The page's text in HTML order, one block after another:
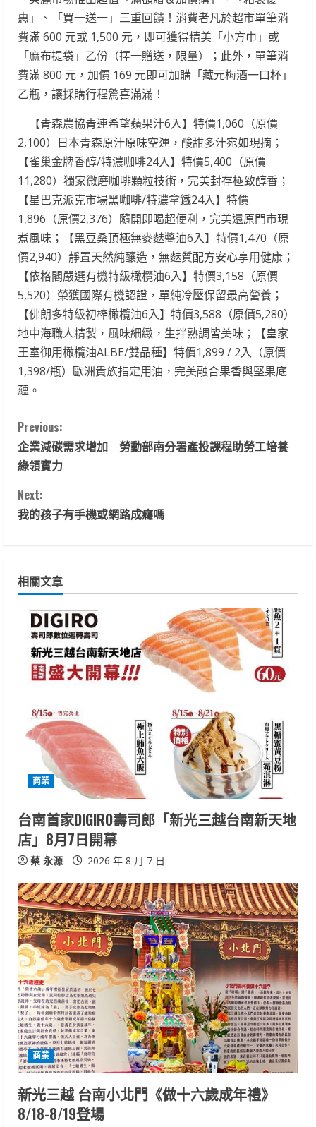
惠」、「買一送一」三重回饋！消費者凡於超市單筆消
費滿 600 元或 1,500 元，即可獲得精美「小方巾」或
「麻布提袋」乙份（擇一贈送，限量）；此外，單筆消
費滿 800 元，加價 169 元即可加購「藏元梅酒一口杯」
乙瓶，讓採購行程驚喜滿滿！
【青森農協青連希望蘋果汁6入】特價1,060（原價
2,100）日本青森原汁原味空運，酸甜多汁宛如現摘；
【雀巢金牌香醇/特濃咖啡24入】特價5,400（原價
11,280）獨家微磨咖啡顆粒技術，完美封存極致醇香；
【星巴克派克市場黑咖啡/特濃拿鐵24入】特價
1,896（原價2,376）隨開即喝超便利，完美還原門市現
煮風味；【黑豆桑頂極無麥麩醬油6入】特價1,470（原
價2,940）靜置天然純釀造，無麩質配方安心享用健康；
【依格閣嚴選有機特級橄欖油6入】特價3,158（原價
5,520）榮獲國際有機認證，單純冷壓保留最高營養；
【佛朗多特級初榨橄欖油6入】特價3,588（原價5,280）
地中海職人精製，風味細緻，生拌熟調皆美味；【皇家
王室御用橄欖油ALBE/雙品種】特價1,899 / 2入（原價
1,398/瓶）歐洲貴族指定用油，完美融合果香與堅果底
蘊。
C
o
n
t
n
a
n
g
Previous:
企業減碳需求增加 勞動部南分署產投課程助勞工培養
綠領實力
Next:
我的孩子有手機或網路成癮嗎
相關文章
商業
台南首家DIGIRO壽司郎「新光三越台南新天地
店」8月7日開幕
蔡 永源 2026 年 8 月 7 日
商業
新光三越 台南小北門《做十六歲成年禮》
8/18-8/19登場